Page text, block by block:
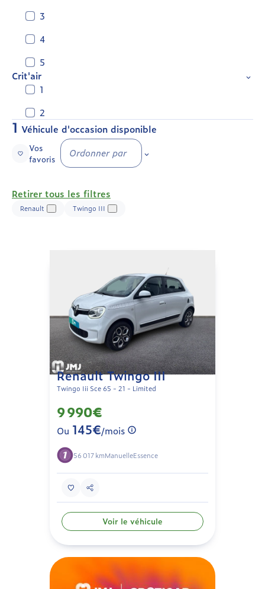
3
4
5
Crit'air
1
2
1 Véhicule d'occasion disponible
Vos
favoris
Ordonner par
Retirer tous les filtres
Renault Twingo III
Renault Twingo III
Twingo Iii Sce 65 - 21 - Limited
9 990€
Ou 145€/mois
56 017 kmManuelleEssence
Voir le véhicule